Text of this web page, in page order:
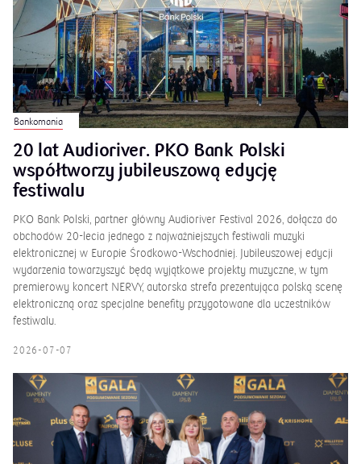
Bankomania
20 lat Audioriver. PKO Bank Polski
współtworzy jubileuszową edycję
festiwalu
PKO Bank Polski, partner główny Audioriver Festival 2026, dołącza do
obchodów 20-lecia jednego z najważniejszych festiwali muzyki
elektronicznej w Europie Środkowo-Wschodniej. Jubileuszowej edycji
wydarzenia towarzyszyć będą wyjątkowe projekty muzyczne, w tym
premierowy koncert NERVY, autorska strefa prezentująca polską scenę
elektroniczną oraz specjalne benefity przygotowane dla uczestników
festiwalu.
2026-07-07